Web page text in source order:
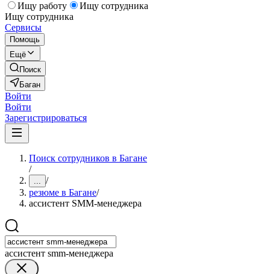
Ищу работу
Ищу сотрудника
Ищу сотрудника
Сервисы
Помощь
Ещё
Поиск
Баган
Войти
Войти
Зарегистрироваться
Поиск сотрудников в Багане
/
... /
резюме в Багане/
ассистент SMM-менеджера
ассистент smm-менеджера